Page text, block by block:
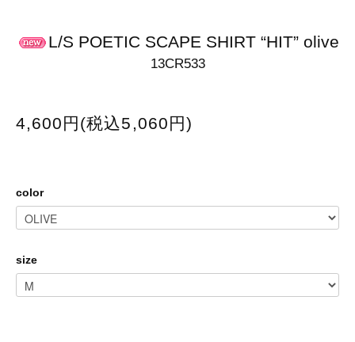
L/S POETIC SCAPE SHIRT “HIT” olive
13CR533
4,600円(税込5,060円)
color
size